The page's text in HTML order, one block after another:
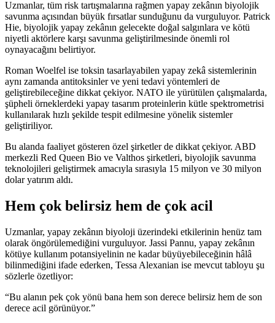
Uzmanlar, tüm risk tartışmalarına rağmen yapay zekânın biyolojik
savunma açısından büyük fırsatlar sunduğunu da vurguluyor. Patrick
Hie, biyolojik yapay zekânın gelecekte doğal salgınlara ve kötü
niyetli aktörlere karşı savunma geliştirilmesinde önemli rol
oynayacağını belirtiyor.
Roman Woelfel ise toksin tasarlayabilen yapay zekâ sistemlerinin
aynı zamanda antitoksinler ve yeni tedavi yöntemleri de
geliştirebileceğine dikkat çekiyor. NATO ile yürütülen çalışmalarda,
şüpheli örneklerdeki yapay tasarım proteinlerin kütle spektrometrisi
kullanılarak hızlı şekilde tespit edilmesine yönelik sistemler
geliştiriliyor.
Bu alanda faaliyet gösteren özel şirketler de dikkat çekiyor. ABD
merkezli Red Queen Bio ve Valthos şirketleri, biyolojik savunma
teknolojileri geliştirmek amacıyla sırasıyla 15 milyon ve 30 milyon
dolar yatırım aldı.
Hem çok belirsiz hem de çok acil
Uzmanlar, yapay zekânın biyoloji üzerindeki etkilerinin henüz tam
olarak öngörülemediğini vurguluyor. Jassi Pannu, yapay zekânın
kötüye kullanım potansiyelinin ne kadar büyüyebileceğinin hâlâ
bilinmediğini ifade ederken, Tessa Alexanian ise mevcut tabloyu şu
sözlerle özetliyor:
“Bu alanın pek çok yönü bana hem son derece belirsiz hem de son
derece acil görünüyor.”